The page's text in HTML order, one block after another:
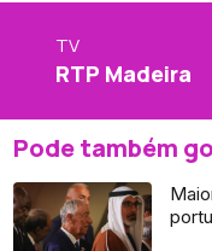
TV
RTP Madeira
Pode também